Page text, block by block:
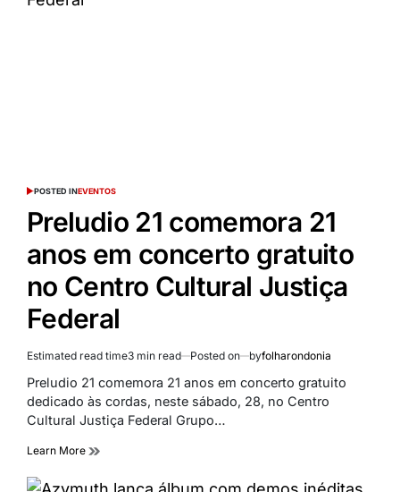
POSTED INEVENTOS
Preludio 21 comemora 21
anos em concerto gratuito
no Centro Cultural Justiça
Federal
Estimated read time3 min read Posted on byfolharondonia
Preludio 21 comemora 21 anos em concerto gratuito
dedicado às cordas, neste sábado, 28, no Centro
Cultural Justiça Federal Grupo…
Learn More